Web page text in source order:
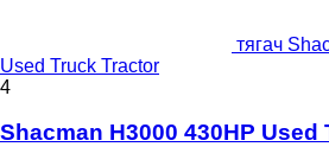
тягач
Used Truck Tractor
4
Shacman H3000 430HP Used